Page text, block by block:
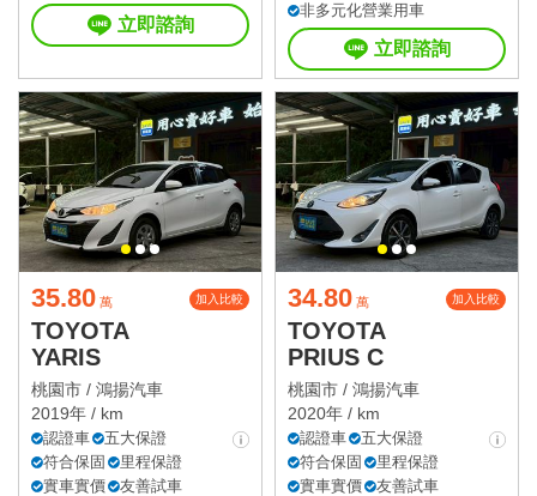
立即諮詢
非多元化營業用車
立即諮詢
35.80 萬 加入比較
TOYOTA
YARIS
桃園市 / 鴻揚汽車
2019年 / km
認證車
五大保證
符合保固
里程保證
實車實價
友善試車
34.80 萬 加入比較
TOYOTA
PRIUS C
桃園市 / 鴻揚汽車
2020年 / km
認證車
五大保證
符合保固
里程保證
實車實價
友善試車